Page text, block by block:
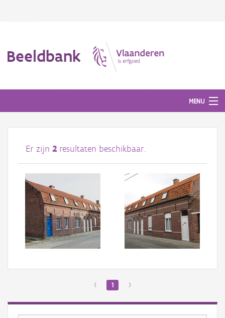
Beeldbank
MENU
Afbeeldingen
#BeeldIndeKijker
Hergebruik
Over ons
Aanmelden
Er zijn 2 resultaten beschikbaar.
‹ 1 ›